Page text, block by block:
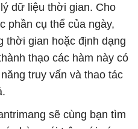
dữ liệu thời gian. Cho
phần cụ thể của ngày,
thời gian hoặc định dạng
thạo các hàm này có
truy vấn và thao tác
sẽ cùng bạn tìm